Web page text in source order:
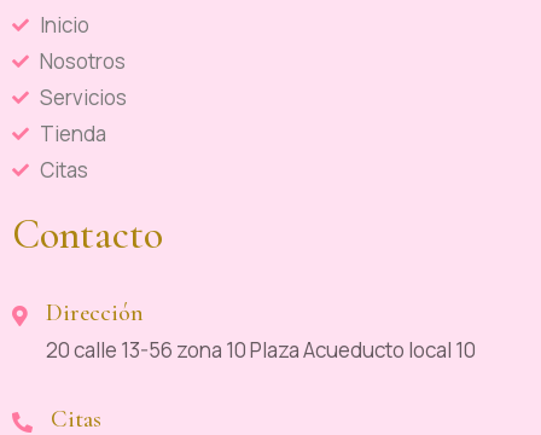
Inicio
Nosotros
Servicios
Tienda
Citas
Contacto
Dirección
20 calle 13-56 zona 10 Plaza Acueducto local 10
Citas